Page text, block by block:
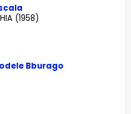
(1958)
Bburago